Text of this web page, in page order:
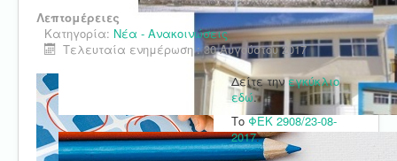
Λεπτομέρειες
Κατηγορία: Νέα - Ανακοινώσεις
Τελευταία ενημέρωση : 30 Αυγούστου 2017
Δείτε τηνεγκύκλιο
εδώ.
Το ΦΕΚ 2908/23-08-
2017.